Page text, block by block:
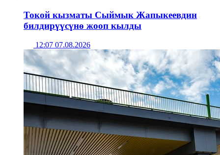
Токой кызматы Сыймык Жапыкеевдин
билдирүүсүнө жооп кылды
12:07 07.08.2026